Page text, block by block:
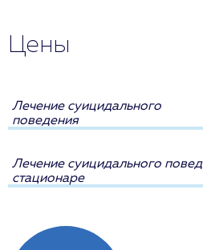
Цены
Лечение суицидального
поведения
Лечение суицидального
стационаре